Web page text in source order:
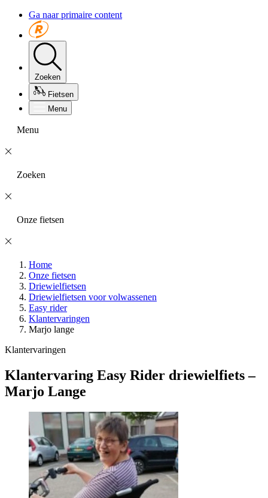
Ga naar primaire content
Zoeken
Fietsen
Menu
Menu
Zoeken
Onze fietsen
Home
Onze fietsen
Driewielfietsen
Driewielfietsen voor volwassenen
Easy rider
Klantervaringen
Marjo lange
Klantervaringen
Klantervaring Easy Rider driewielfiets –
Marjo Lange